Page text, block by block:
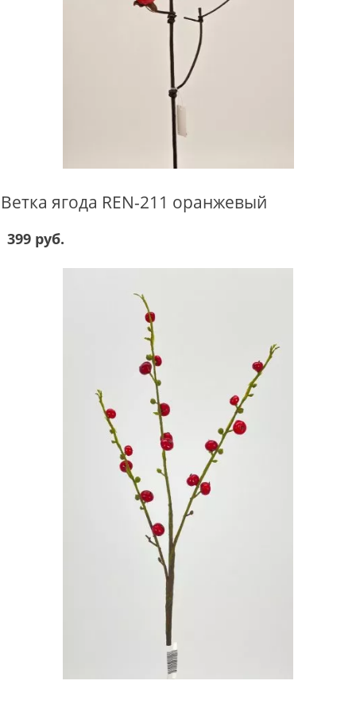
Ветка ягода REN-211 оранжевый
399 руб.